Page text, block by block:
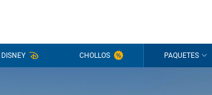
DISNEY CHOLLOS PAQUETES